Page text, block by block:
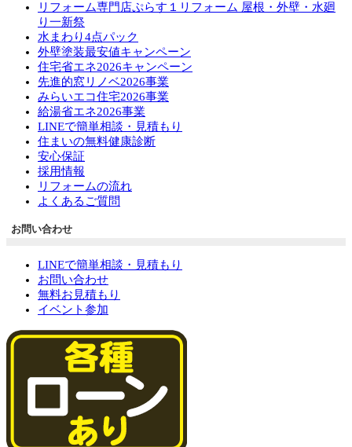
リフォーム専門店ぷらす１リフォーム 屋根・外壁・水廻
り一新祭
水まわり4点パック
外壁塗装最安値キャンペーン
住宅省エネ2026キャンペーン
先進的窓リノベ2026事業
みらいエコ住宅2026事業
給湯省エネ2026事業
LINEで簡単相談・見積もり
住まいの無料健康診断
安心保証
採用情報
リフォームの流れ
よくあるご質問
お問い合わせ
LINEで簡単相談・見積もり
お問い合わせ
無料お見積もり
イベント参加